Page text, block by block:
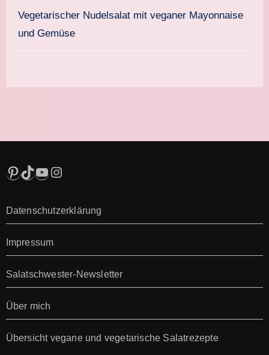
Vegetarischer Nudelsalat mit veganer Mayonnaise
und Gemüse
Pinterest
TikTok
YouTube
Instagram
Datenschutzerklärung
Impressum
Salatschwester-Newsletter
Über mich
Übersicht vegane und vegetarische Salatrezepte